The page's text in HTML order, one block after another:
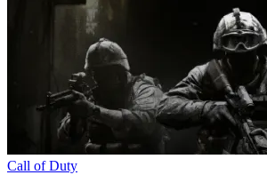
Call of Duty